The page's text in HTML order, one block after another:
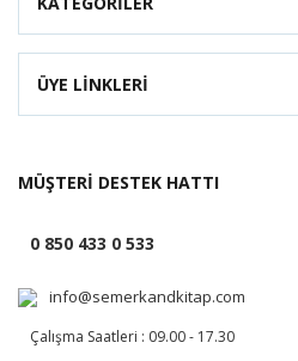
ÜYE LİNKLERİ
MÜŞTERİ DESTEK HATTI
0 850 433 0 533
info@semerkandkitap.com
Çalışma Saatleri : 09.00 - 17.30